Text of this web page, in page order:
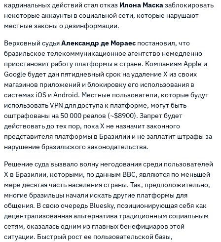
кардинальных действий стал отказ Илона Масказаблокировать
некоторые аккаунты в социальной сети, которые нарушают
местные законы о дезинформации.
Верховный судьяАлександр де Мораес постановил, что
бразильское телекоммуникационное агентство немедленно
приостановит работу платформы в стране. Компаниям Apple и
Google будет дан пятидневный срок на удаление X из своих
магазинов приложений и блокировку его использования в
системах iOS и Android. Местные пользователи, которые будут
использовать VPN для доступа к платформе, могут быть
оштрафованы на 50 000 реалов (~$8900). Запрет будет
действовать до тех пор, пока X не назначит законного
представителя платформы в Бразилии и не заплатит штрафы за
нарушение бразильского законодательства.
Решение суда вызвало волну негодования среди пользователей
X в Бразилии, которыми, по данным BBC, являются по меньшей
мере десятая часть населения страны. Так, предположительно,
многие бразильцы начали искать другие платформы для
общения. В свою очередь Bluesky, позиционирующая себя как
децентрализованная альтернатива традиционным социальным
сетям, оказалась одним из главных бенефициаров этой
ситуации. Быстрый рост ее пользовательской базы,